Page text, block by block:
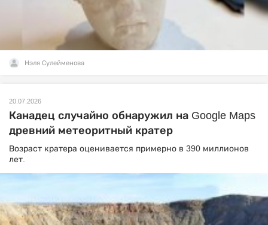
Нэля Сулейменова
20.07.2026
Канадец случайно обнаружил на Google Maps
древний метеоритный кратер
Возраст кратера оценивается примерно в 390 миллионов
лет.